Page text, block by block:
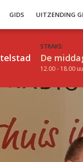
GIDS UITZENDING
STRAKS:
De
12.00 - 18.00